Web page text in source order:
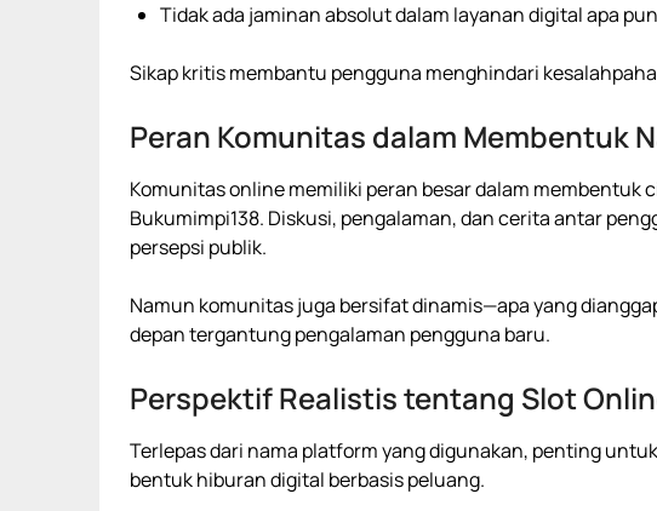
Tidak ada jaminan absolut dalam layanan digital apa pun
Sikap kritis membantu pengguna menghindari
Peran Komunitas dalam Membentuk
Komunitas online memiliki peran besar dalam membentuk
Bukumimpi138. Diskusi, pengalaman, dan cerita antar
persepsi publik.
Namun komunitas juga bersifat dinamis—apa yang
depan tergantung pengalaman pengguna baru.
Perspektif Realistis tentang Slot
Terlepas dari nama platform yang digunakan, penting
bentuk hiburan digital berbasis peluang.